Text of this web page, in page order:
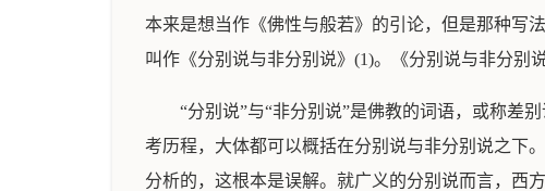
本来是想当作《佛性与般若》的引论，但是那种写
叫作《分别说与非分别说》(1)。《分别说与非分别
“分别说”与“非分别说”是佛教的词语，或称差
考历程，大体都可以概括在分别说与非分别说之下
分析的，这根本是误解。就广义的分别说而言，西